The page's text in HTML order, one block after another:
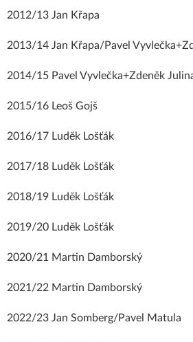
2012/13 Jan Křapa
2013/14 Jan Křapa/Pavel
2014/15 Pavel Vyvlečka+Zdeněk
2015/16 Leoš Gojš
2016/17 Luděk Lošťák
2017/18 Luděk Lošťák
2018/19 Luděk Lošťák
2019/20 Luděk Lošťák
2020/21 Martin Damborský
2021/22 Martin Damborský
2022/23 Jan Somberg/Pavel Matula